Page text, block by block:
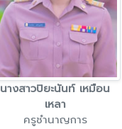
นางสาวปิยะนันท์ เหมือน
เหลา
ครูชำนาญการ